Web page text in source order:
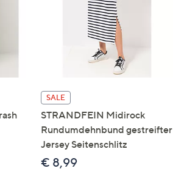
SALE
STRANDFEIN Midirock
Rundumdehnbund gestreifter
Jersey Seitenschlitz
€ 8,99